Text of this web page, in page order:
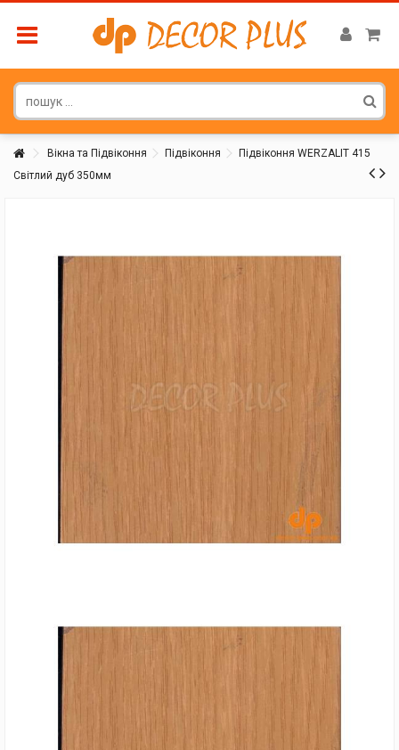
Вікна та Підвіконня Підвіконня
Підвіконня WERZALIT 415
Світлий дуб 350мм